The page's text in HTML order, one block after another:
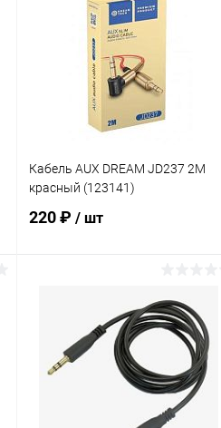
Купить в 1 клик К сравнению
В избранное
Кабель AUX DREAM JD237 2М
красный (123141)
220 ₽ / шт
Купить в 1 клик К сравнению
В избранное В наличии